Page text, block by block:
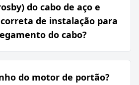
do cabo de aço e
de instalação para
do cabo?
do motor de portão?